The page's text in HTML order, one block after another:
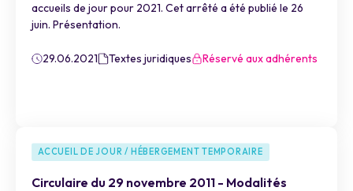
accueils de jour pour 2021. Cet arrêté a été publié le 26
juin. Présentation.
29.06.2021 Textes juridiques Réservé aux adhérents
ACCUEIL DE JOUR / HÉBERGEMENT TEMPORAIRE
Circulaire du 29 novembre 2011 - Modalités